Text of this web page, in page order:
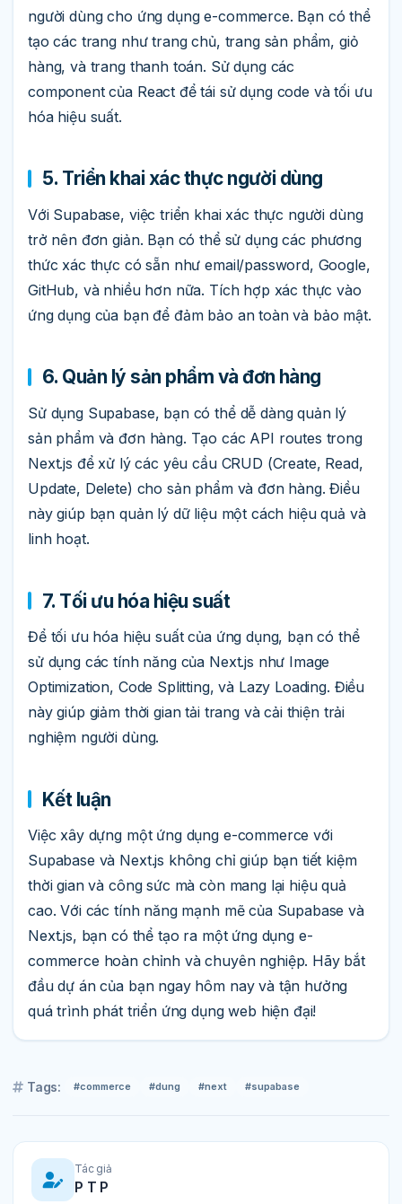
người dùng cho ứng dụng e-commerce. Bạn có thể
tạo các trang như trang chủ, trang sản phẩm, giỏ
hàng, và trang thanh toán. Sử dụng các
component của React để tái sử dụng code và tối ưu
hóa hiệu suất.
5. Triển khai xác thực người dùng
Với Supabase, việc triển khai xác thực người dùng
trở nên đơn giản. Bạn có thể sử dụng các phương
thức xác thực có sẵn như email/password, Google,
GitHub, và nhiều hơn nữa. Tích hợp xác thực vào
ứng dụng của bạn để đảm bảo an toàn và bảo mật.
6. Quản lý sản phẩm và đơn hàng
Sử dụng Supabase, bạn có thể dễ dàng quản lý
sản phẩm và đơn hàng. Tạo các API routes trong
Next.js để xử lý các yêu cầu CRUD (Create, Read,
Update, Delete) cho sản phẩm và đơn hàng. Điều
này giúp bạn quản lý dữ liệu một cách hiệu quả và
linh hoạt.
7. Tối ưu hóa hiệu suất
Để tối ưu hóa hiệu suất của ứng dụng, bạn có thể
sử dụng các tính năng của Next.js như Image
Optimization, Code Splitting, và Lazy Loading. Điều
này giúp giảm thời gian tải trang và cải thiện trải
nghiệm người dùng.
Kết luận
Việc xây dựng một ứng dụng e-commerce với
Supabase và Next.js không chỉ giúp bạn tiết kiệm
thời gian và công sức mà còn mang lại hiệu quả
cao. Với các tính năng mạnh mẽ của Supabase và
Next.js, bạn có thể tạo ra một ứng dụng e-
commerce hoàn chỉnh và chuyên nghiệp. Hãy bắt
đầu dự án của bạn ngay hôm nay và tận hưởng
quá trình phát triển ứng dụng web hiện đại!
Tags: #commerce #dung #next #supabase
Tác giả
P T P